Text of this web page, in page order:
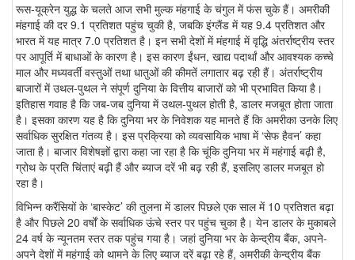
रूस-यूक्रेन युद्ध के चलते आज सभी मुल्क मंहगाई के चंगुल में फंस चुके हैं। अमरीकी
मंहगाई की दर 9.1 प्रतिशत पहुंच चुकी है, जबकि इंग्लैंड में यह 9.4 प्रतिशत और
भारत में यह मात्र 7.0 प्रतिशत है। इन सभी देशों में मंहगाई में वृद्धि अंतर्राष्ट्रीय स्तर
पर आपूर्ति में बाधाओं के कारण है। इस कारण ईंधन, खाद्य पदार्थां और आवश्यक कच्चे
माल और मध्यवर्ती वस्तुओं तथा धातुओं की कीमतें लगातार बढ़ रही हैं। अंतर्राष्ट्रीय
बाजारों में उथल-पुथल ने संपूर्ण दुनिया के वित्तीय बाजारों को भी प्रभावित किया है।
इतिहास गवाह है कि जब-जब दुनिया में उथल-पुथल होती है, डालर मजबूत होता जाता
है। इसका कारण यह है कि दुनिया भर के निवेशक यह मानते हैं कि अमरीका उनके लिए
सर्वाधिक सुरक्षित गंतव्य है। इस प्रक्रिया को व्यवसायिक भाषा में ‘सेफ हैवन’ कहा
जाता है। बाजार विशेषज्ञों द्वारा कहा जा रहा है कि चूंकि दुनिया भर में महंगाई बढ़ी है,
ग्रोथ के प्रति चिंताएं बढ़ी हैं और ब्याज दरें भी बढ़ रही हैं, इसलिए डालर मजबूत हो
रहा है।
विभिन्न करैंसियों के ‘बास्केट’ की तुलना में डालर पिछले एक साल में 10 प्रतिशत बढ़ा
है और पिछले 20 वर्षों के सर्वाधिक ऊंचे स्तर पर पहुंच चुका है। येन डालर के मुकाबले
24 वर्ष के न्यूनतम स्तर तक पहुंच गया है। जहां दुनिया भर के केन्द्रीय बैंक, अपने-
अपने देशों में महंगाई को थामने के लिए ब्याज दरें बढ़ा रहे हैं, अमरीकी केन्द्रीय बैंक